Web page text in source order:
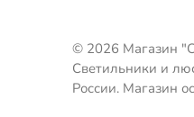
© 2026 Магазин
Светильники и
России. Магазин